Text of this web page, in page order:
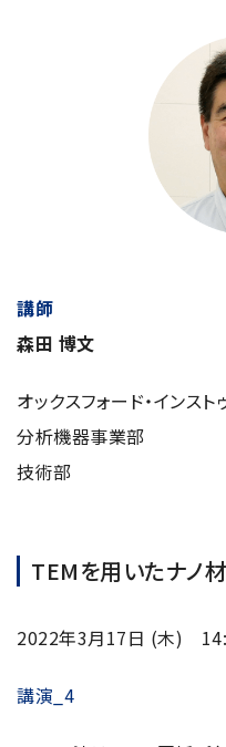
講師
森田 博文
オックスフォード・インス
分析機器事業部
技術部
TEMを用いたナノ
2022年3月17日 (木)
講演_4